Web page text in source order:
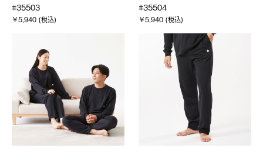
#35503
￥5,940 (税込)
#35504
￥5,940 (税込)